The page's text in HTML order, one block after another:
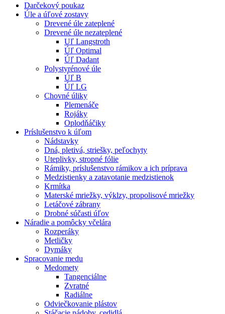
Darčekový poukaz
Úle a úľové zostavy
Drevené úle zateplené
Drevené úle nezateplené
Uľ Langstroth
Úľ Optimal
Úľ Dadant
Polystyrénové úle
Úľ B
Úľ LG
Chovné úliky
Plemenáče
Rojáky
Oplodňáčiky
Príslušenstvo k úľom
Nádstavky
Dná, pletivá, striešky, peľochyty
Uteplivky, stropné fólie
Rámiky, príslušenstvo rámikov a ich príprava
Medzistienky a zatavotanie medzistienok
Krmítka
Materské mriežky, výklzy, propolisové mriežky
Letáčové zábrany
Drobné súčasti úľov
Náradie a pomôcky včelára
Rozperáky
Metličky
Dymáky
Spracovanie medu
Medomety
Tangenciálne
Zvratné
Radiálne
Odviečkovanie plástov